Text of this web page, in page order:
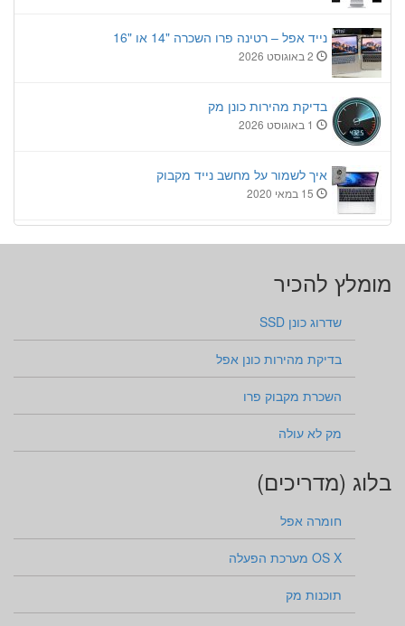
נייד אפל – רטינה פרו השכרה "14 או "16
בדיקת מהירות כונן מק
איך לשמור על מחשב נייד מקבוק
מומלץ להכיר
שדרוג כונן SSD
בדיקת מהירות כונן אפל
השכרת מקבוק פרו
מק לא עולה
בלוג (מדריכים)
חומרה אפל
OS X מערכת הפעלה
תוכנות מק